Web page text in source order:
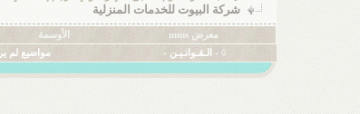
شركة البيوت للخدمات المنزلية
معرض mms الأوسمة
◊ - الـقـوانـيـن -
مواضيع لم